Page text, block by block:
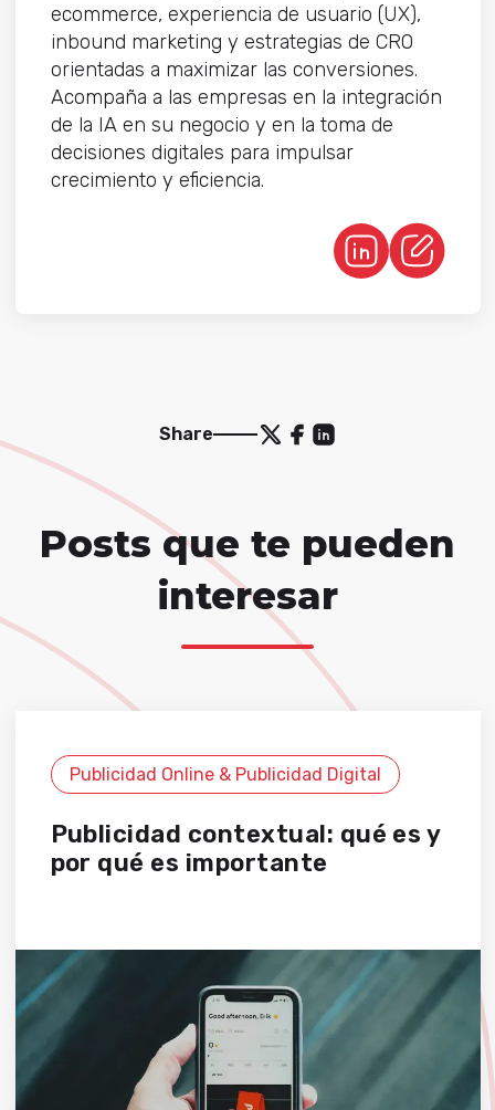
ecommerce, experiencia de usuario (UX),
inbound marketing y estrategias de CRO
orientadas a maximizar las conversiones.
Acompaña a las empresas en la integración
de la IA en su negocio y en la toma de
decisiones digitales para impulsar
crecimiento y eficiencia.
Share
Posts que te pueden
interesar
Publicidad Online & Publicidad Digital
Publicidad contextual: qué es y
por qué es importante